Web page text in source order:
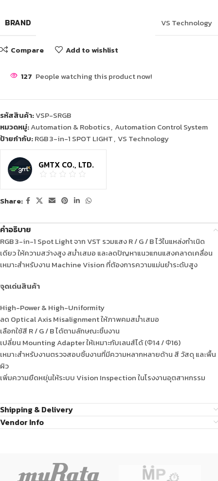
BRAND VS Technology
Compare Add to wishlist
127 People watching this product now!
รหัสสินค้า:VSP-SRGB
หมวดหมู่:Automation & Robotics, Automation Control System
ป้ายกำกับ:RGB 3-in-1 SPOT LIGHT, VS Technology
GMTX CO., LTD.
Share:
คำอธิบาย
RGB 3-in-1 Spot Light จาก VST รวมแสง R / G / B ไว้ในแหล่งกำเนิด
เดียว ให้ความสว่างสูง สม่ำเสมอ และลดปัญหาแนวแกนแสงคลาดเคลื่อน
เหมาะสำหรับงาน Machine Vision ที่ต้องการความแม่นยำระดับสูง
จุดเด่นสินค้า
High-Power & High-Uniformity
ลด Optical Axis Misalignment ให้ภาพคมสม่ำเสมอ
เลือกใช้สี R / G / B ได้ตามลักษณะชิ้นงาน
เปลี่ยน Mounting Adapter ให้เหมาะกับเลนส์ได้ (Φ14 / Φ16)
เหมาะสำหรับงานตรวจสอบชิ้นงานที่มีความหลากหลายด้าน สี วัสดุ และพื้น
ผิว
เพิ่มความยืดหยุ่นให้ระบบ Vision Inspection ในโรงงานอุตสาหกรรม
Shipping & Delivery
Vendor Info